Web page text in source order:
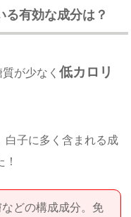
る有効な成分は？
質が少なく低カロリ
白子に多く含まれる成
どの構成成分。免